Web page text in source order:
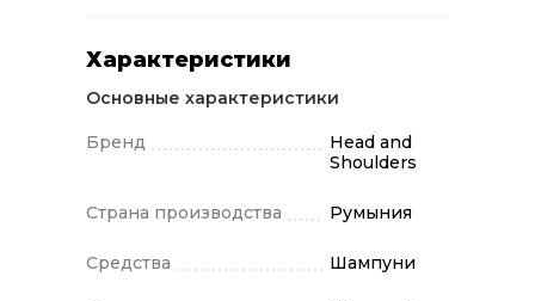
увлажняет волосы и кожу головы,
перхоти (видимые чешуйки, при
регулярном использовании).
Характеристики
Основные характеристики
Бренд
Head and
Shoulders
Страна производства Румыния
Средства Шампуни